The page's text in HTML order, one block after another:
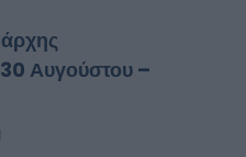
Αυγούστου –